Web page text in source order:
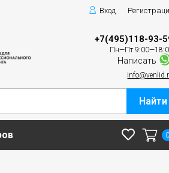
Вход
+7(495)118-93-
Пн—Пт
Написать
Найти